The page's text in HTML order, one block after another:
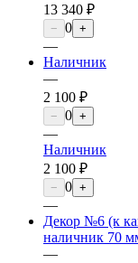
13 340 ₽
− 0 +
—
Наличник
—
2 100 ₽
− 0 +
—
Наличник
2 100 ₽
− 0 +
—
Декор №6 (к
наличник 70
—